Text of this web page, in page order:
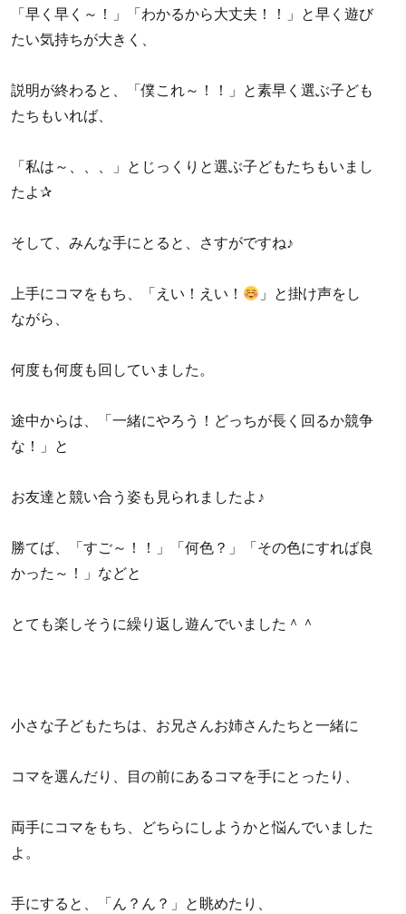
「早く早く～！」「わかるから大丈夫！！」と早く遊び
たい気持ちが大きく、
説明が終わると、「僕これ～！！」と素早く選ぶ子ども
たちもいれば、
「私は～、、、」とじっくりと選ぶ子どもたちもいまし
たよ✰
そして、みんな手にとると、さすがですね♪
上手にコマをもち、「えい！えい！
」と掛け声をし
ながら、
何度も何度も回していました。
途中からは、「一緒にやろう！どっちが長く回るか競争
な！」と
お友達と競い合う姿も見られましたよ♪
勝てば、「すご～！！」「何色？」「その色にすれば良
かった～！」などと
とても楽しそうに繰り返し遊んでいました＾＾
小さな子どもたちは、お兄さんお姉さんたちと一緒に
コマを選んだり、目の前にあるコマを手にとったり、
両手にコマをもち、どちらにしようかと悩んでいました
よ。
手にすると、「ん？ん？」と眺めたり、